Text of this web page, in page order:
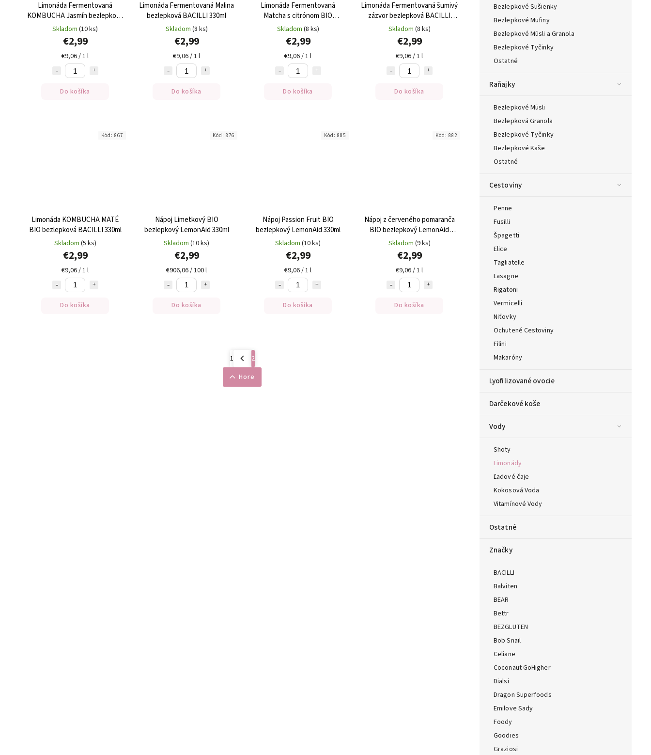
Bezlepkové Sušienky
Bezlepkové Mufiny
Bezlepkové Müsli a Granola
Bezlepkové Tyčinky
Ostatné
Raňajky
Bezlepkové Müsli
Bezlepková Granola
Bezlepkové Tyčinky
Bezlepkové Kaše
Ostatné
Cestoviny
Penne
Fusilli
Špagetti
Elice
Tagliatelle
Lasagne
Rigatoni
Vermicelli
Niťovky
Ochutené Cestoviny
Filini
Makaróny
Lyofilizované ovocie
Darčekové koše
Vody
Shoty
Limonády
Ľadové čaje
Kokosová Voda
Vitamínové Vody
Ostatné
Značky
BACILLI
Balviten
BEAR
Bettr
BEZGLUTEN
Bob Snail
Celiane
Coconaut GoHigher
Dialsi
Dragon Superfoods
Emilove Sady
Foody
Goodies
Graziosi
Limonáda Fermentovaná
KOMBUCHA Jasmín bezlepková
330ml
Skladom (10 ks)
€2,99
€9,06 / 1 l
Do košíka
Limonáda Fermentovaná Malina
bezlepková BACILLI 330ml
Skladom (8 ks)
€2,99
€9,06 / 1 l
Do košíka
Limonáda Fermentovaná
Matcha s citrónom BIO
bezlepková BACILLI 330ml
Skladom (8 ks)
€2,99
€9,06 / 1 l
Do košíka
Limonáda Fermentovaná šumivý
zázvor bezlepková BACILLI
330ml
Skladom (8 ks)
€2,99
€9,06 / 1 l
Do košíka
Limonáda KOMBUCHA MATÉ
BIO bezlepková BACILLI 330ml
Skladom (5 ks)
€2,99
€9,06 / 1 l
Do košíka
Kód: 867
Nápoj Limetkový BIO
bezlepkový LemonAid 330ml
Skladom (10 ks)
€2,99
€906,06 / 100 l
Do košíka
Kód: 876
Nápoj Passion Fruit BIO
bezlepkový LemonAid 330ml
Skladom (10 ks)
€2,99
€9,06 / 1 l
Do košíka
Kód: 885
Nápoj z červeného pomaranča
BIO bezlepkový LemonAid
330ml
Skladom (9 ks)
€2,99
€9,06 / 1 l
Do košíka
Kód: 882
1
2
Hore